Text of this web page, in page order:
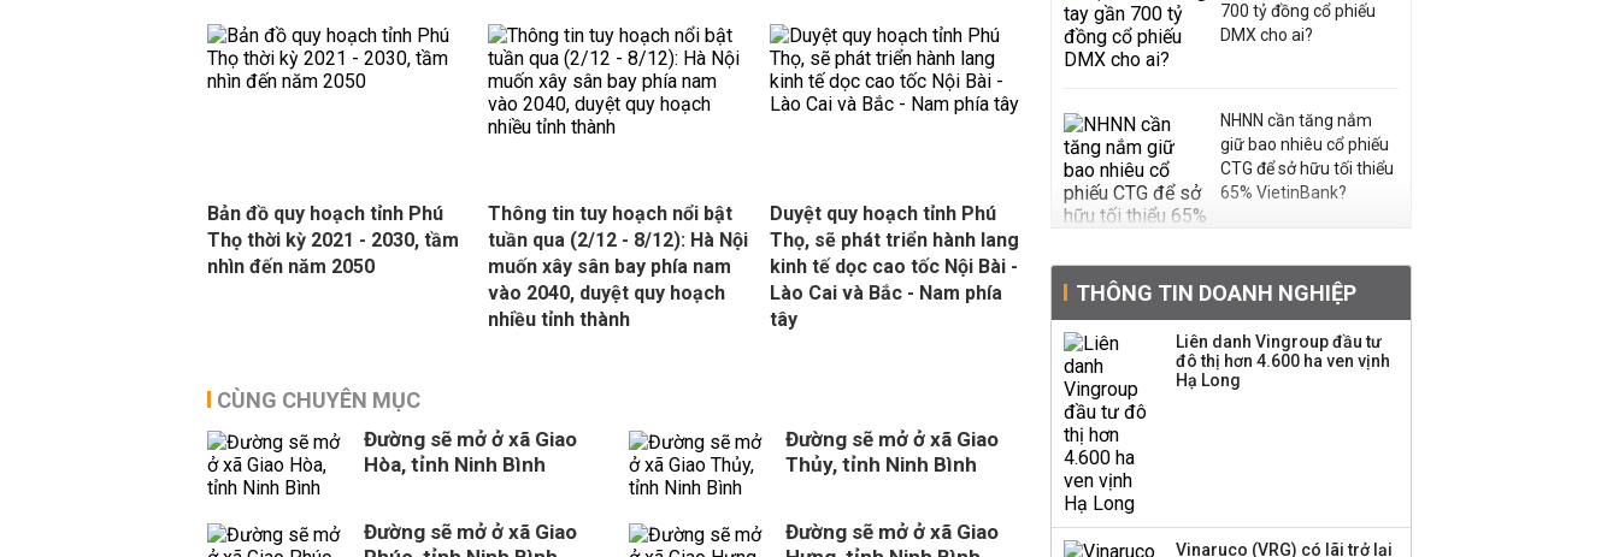
Bản đồ quy hoạch tỉnh Phú
Thọ thời kỳ 2021 - 2030, tầm
nhìn đến năm 2050
Thông tin tuy hoạch nổi bật
tuần qua (2/12 - 8/12): Hà Nội
muốn xây sân bay phía nam
vào 2040, duyệt quy hoạch
nhiều tỉnh thành
Duyệt quy hoạch tỉnh Phú
Thọ, sẽ phát triển hành lang
kinh tế dọc cao tốc Nội Bài -
Lào Cai và Bắc - Nam phía
tây
CÙNG CHUYÊN MỤC
Đường sẽ mở ở xã Giao
Hòa, tỉnh Ninh Bình
Đường sẽ mở ở xã Giao
Thủy, tỉnh Ninh Bình
Đường sẽ mở ở xã Giao
Đường sẽ mở ở xã Giao
700 tỷ đồng cổ phiếu
DMX cho ai?
NHNN cần tăng nắm
giữ bao nhiêu cổ phiếu
CTG để sở hữu tối thiểu
65% VietinBank?
62.000 tỷ đồng tiền
mặt, ngang ngửa MWG
Chuyên gia Phạm Xuân
Đề xuất miễn 30% thuế
THÔNG TIN DOANH NGHIỆP
Liên danh Vingroup đầu tư
đô thị hơn 4.600 ha ven vịnh
Hạ Long
Vinaruco (VRG) có lãi trở lại